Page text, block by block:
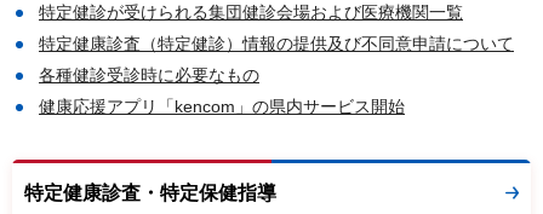
特定健診が受けられる集団健診会場および医療機関一覧
特定健康診査（特定健診）情報の提供及び不同意申請について
各種健診受診時に必要なもの
健康応援アプリ「kencom」の県内サービス開始
特定健康診査・特定保健指導